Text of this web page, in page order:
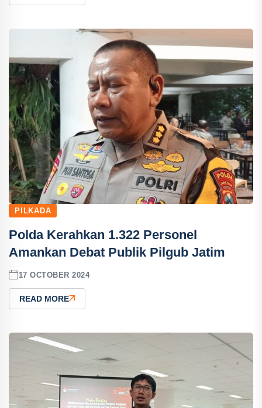
PILKADA
Polda Kerahkan 1.322 Personel
Amankan Debat Publik Pilgub Jatim
17 OCTOBER 2024
READ MORE